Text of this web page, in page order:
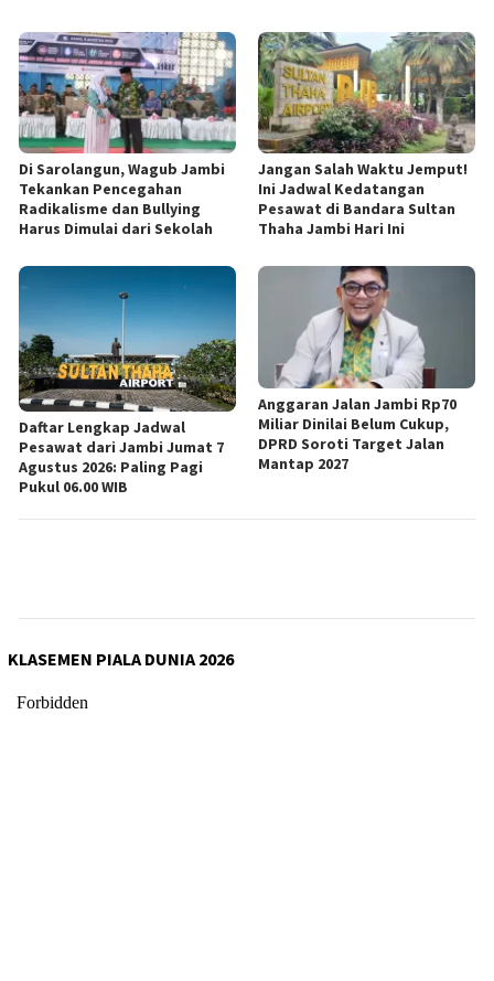
Di Sarolangun, Wagub Jambi
Tekankan Pencegahan
Radikalisme dan Bullying
Harus Dimulai dari Sekolah
Jangan Salah Waktu Jemput!
Ini Jadwal Kedatangan
Pesawat di Bandara Sultan
Thaha Jambi Hari Ini
Daftar Lengkap Jadwal
Pesawat dari Jambi Jumat 7
Agustus 2026: Paling Pagi
Pukul 06.00 WIB
Anggaran Jalan Jambi Rp70
Miliar Dinilai Belum Cukup,
DPRD Soroti Target Jalan
Mantap 2027
KLASEMEN PIALA DUNIA 2026